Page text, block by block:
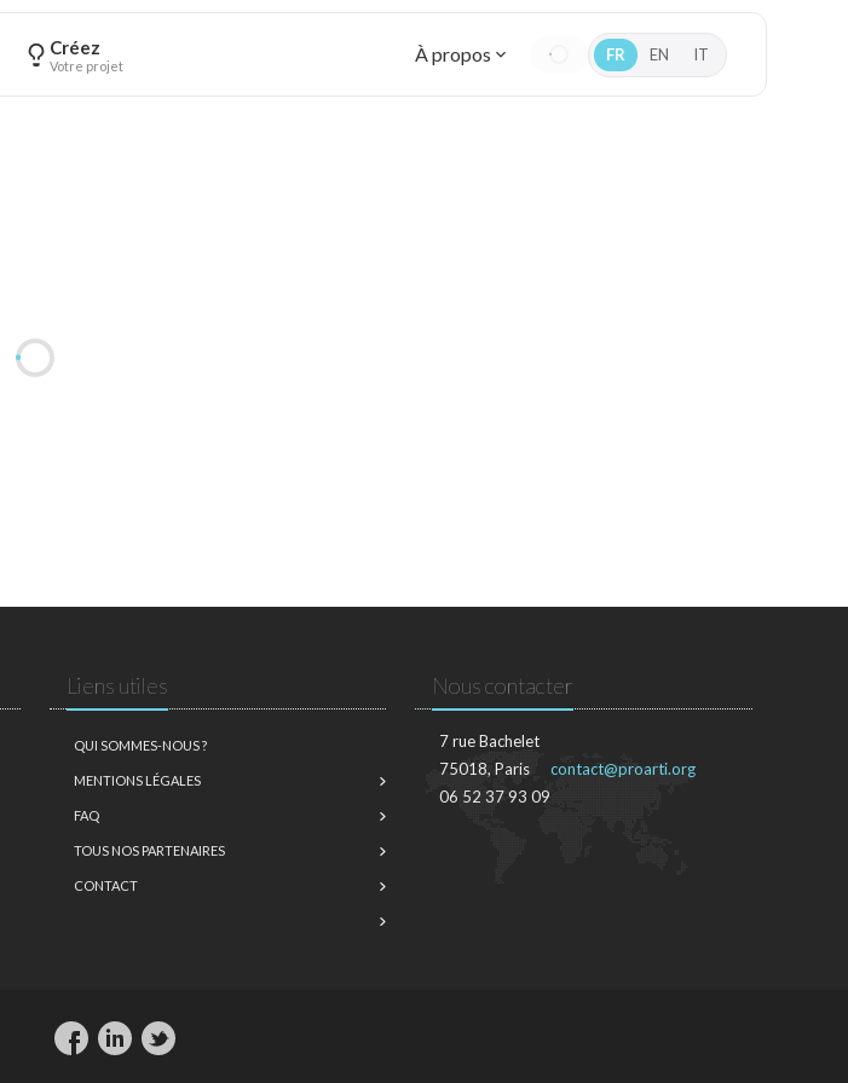
Créez
Votre projet À propos FR EN IT
Liens utiles
QUI SOMMES-NOUS ?
MENTIONS LÉGALES
FAQ
TOUS NOS PARTENAIRES
CONTACT
Nous contacter
7 rue Bachelet
75018, Paris
06 52 37 93 09
contact@proarti.org